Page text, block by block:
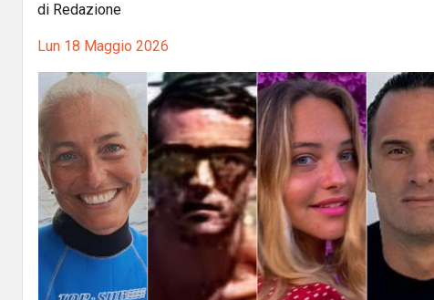
di Redazione
Lun 18 Maggio 2026